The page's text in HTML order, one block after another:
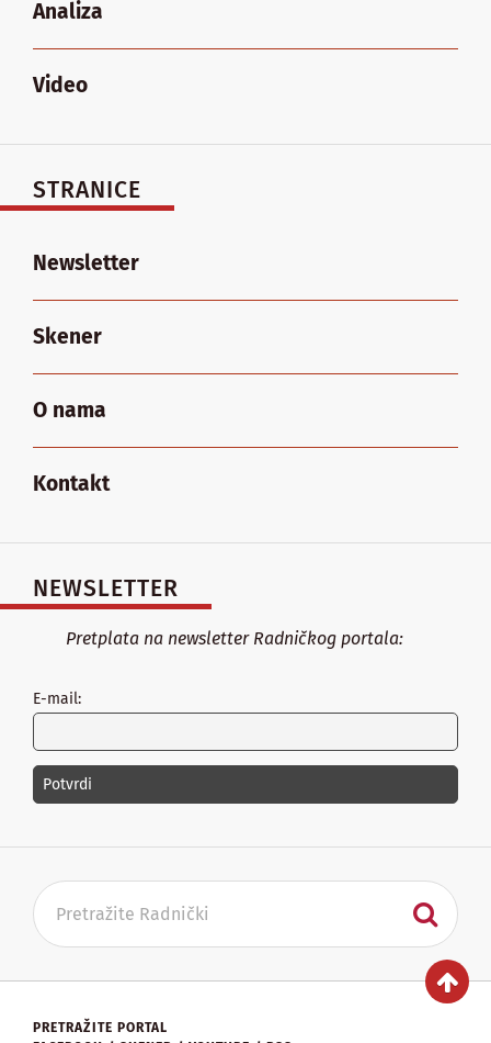
Analiza
Video
STRANICE
Newsletter
Skener
O nama
Kontakt
NEWSLETTER
Pretplata na newsletter Radničkog portala:
E-mail:
PRETRAŽITE PORTAL